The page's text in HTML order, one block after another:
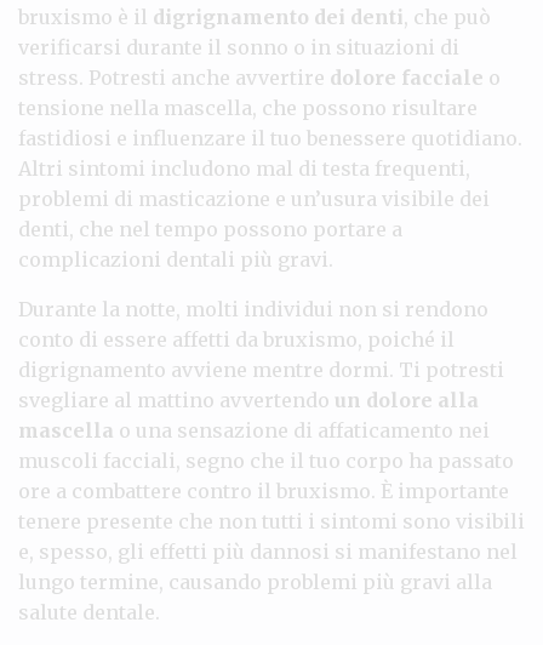
bruxismo è il digrignamento dei denti, che può
verificarsi durante il sonno o in situazioni di
stress. Potresti anche avvertire dolore facciale o
tensione nella mascella, che possono risultare
fastidiosi e influenzare il tuo benessere quotidiano.
Altri sintomi includono mal di testa frequenti,
problemi di masticazione e un’usura visibile dei
denti, che nel tempo possono portare a
complicazioni dentali più gravi.
Durante la notte, molti individui non si rendono
conto di essere affetti da bruxismo, poiché il
digrignamento avviene mentre dormi. Ti potresti
svegliare al mattino avvertendo un dolore alla
mascella o una sensazione di affaticamento nei
muscoli facciali, segno che il tuo corpo ha passato
ore a combattere contro il bruxismo. È importante
tenere presente che non tutti i sintomi sono visibili
e, spesso, gli effetti più dannosi si manifestano nel
lungo termine, causando problemi più gravi alla
salute dentale.